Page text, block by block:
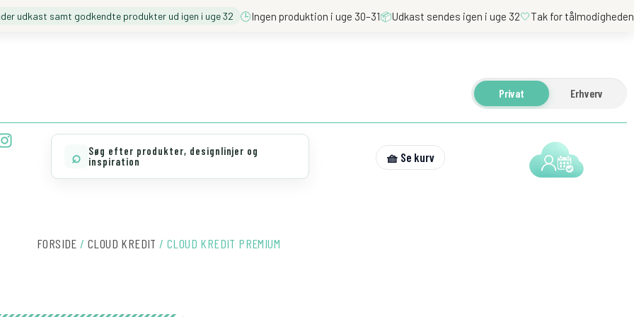
udkast samt godkendte produkter ud igen i uge 32 🕒Ingen produktion i uge 30–31📦Udkast sendes igen i uge 32🤍Tak for tålmodigheden
Privat Erhverv
I
n
⌕
Søg efter produkter, designlinjer og
inspiration
🧺 Se kurv
FORSIDE / CLOUD KREDIT / CLOUD KREDIT PREMIUM